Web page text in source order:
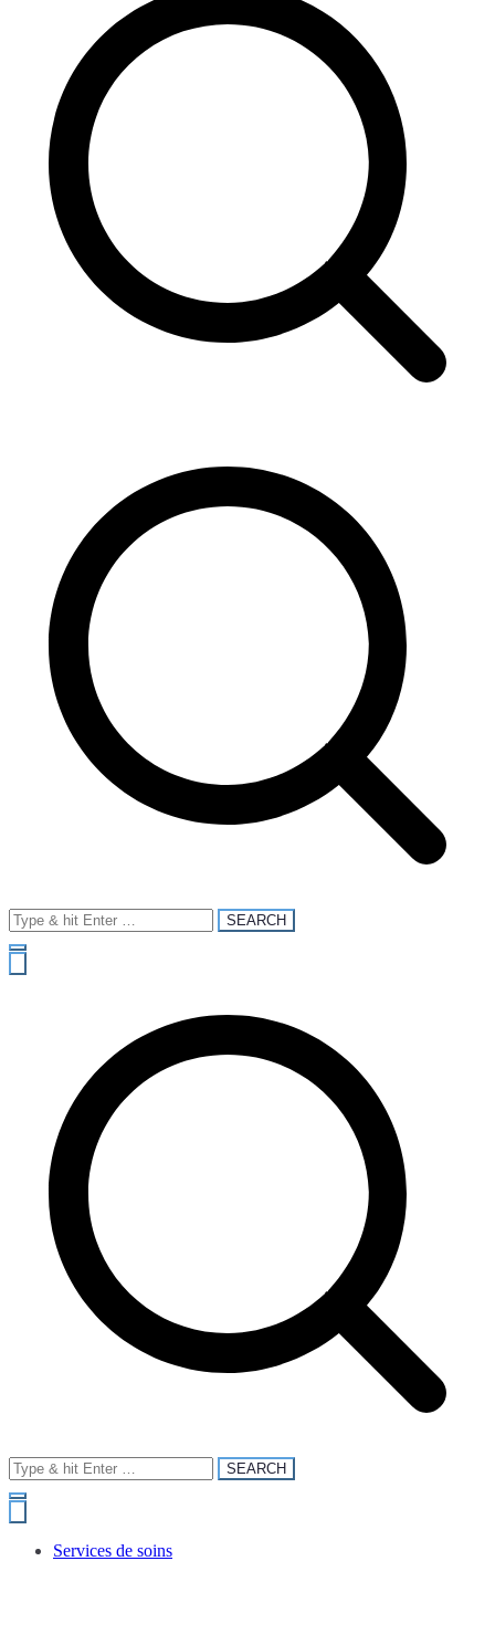
Search
for:
Search
for:
Services de soins